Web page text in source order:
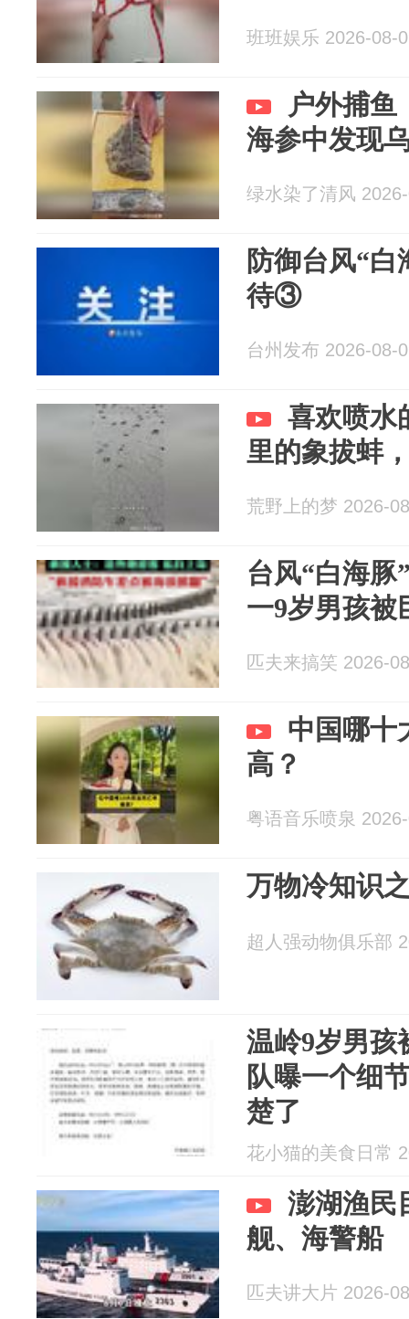
班班娱乐 2026-08-
户外捕鱼
海参中发现
绿水染了清风
防御台风“
待③
台州发布 2026-08-
喜欢喷水
里的象拔蚌
荒野上的梦 2026-
台风“白海豚
一9岁男孩被
匹夫来搞笑 2026-
中国哪十
高？
粤语音乐喷泉
万物冷知识
超人强动物俱乐部
温岭9岁男孩
队曝一个细
楚了
花小猫的美食日常
澎湖渔民
舰、海警船
匹夫讲大片 2026-